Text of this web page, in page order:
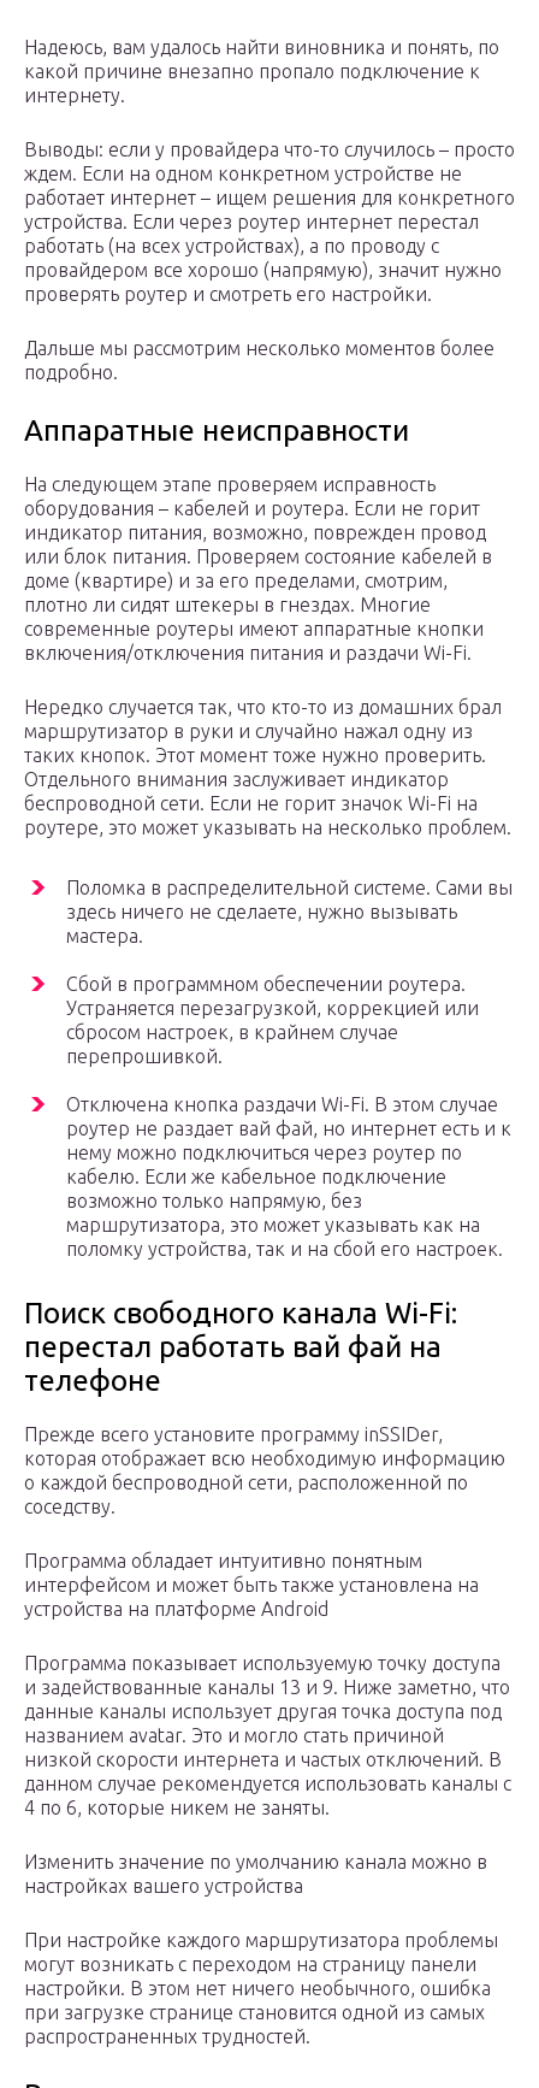
Надеюсь, вам удалось найти виновника и понять, по
какой причине внезапно пропало подключение к
интернету.
Выводы: если у провайдера что-то случилось – просто
ждем. Если на одном конкретном устройстве не
работает интернет – ищем решения для конкретного
устройства. Если через роутер интернет перестал
работать (на всех устройствах), а по проводу с
провайдером все хорошо (напрямую), значит нужно
проверять роутер и смотреть его настройки.
Дальше мы рассмотрим несколько моментов более
подробно.
Аппаратные неисправности
На следующем этапе проверяем исправность
оборудования – кабелей и роутера. Если не горит
индикатор питания, возможно, поврежден провод
или блок питания. Проверяем состояние кабелей в
доме (квартире) и за его пределами, смотрим,
плотно ли сидят штекеры в гнездах. Многие
современные роутеры имеют аппаратные кнопки
включения/отключения питания и раздачи Wi-Fi.
Нередко случается так, что кто-то из домашних брал
маршрутизатор в руки и случайно нажал одну из
таких кнопок. Этот момент тоже нужно проверить.
Отдельного внимания заслуживает индикатор
беспроводной сети. Если не горит значок Wi-Fi на
роутере, это может указывать на несколько проблем.
Поломка в распределительной системе. Сами вы
здесь ничего не сделаете, нужно вызывать
мастера.
Сбой в программном обеспечении роутера.
Устраняется перезагрузкой, коррекцией или
сбросом настроек, в крайнем случае
перепрошивкой.
Отключена кнопка раздачи Wi-Fi. В этом случае
роутер не раздает вай фай, но интернет есть и к
нему можно подключиться через роутер по
кабелю. Если же кабельное подключение
возможно только напрямую, без
маршрутизатора, это может указывать как на
поломку устройства, так и на сбой его настроек.
Поиск свободного канала Wi-Fi:
перестал работать вай фай на
телефоне
Прежде всего установите программу inSSIDer,
которая отображает всю необходимую информацию
о каждой беспроводной сети, расположенной по
соседству.
Программа обладает интуитивно понятным
интерфейсом и может быть также установлена на
устройства на платформе Android
Программа показывает используемую точку доступа
и задействованные каналы 13 и 9. Ниже заметно, что
данные каналы использует другая точка доступа под
названием avatar. Это и могло стать причиной
низкой скорости интернета и частых отключений. В
данном случае рекомендуется использовать каналы с
4 по 6, которые никем не заняты.
Изменить значение по умолчанию канала можно в
настройках вашего устройства
При настройке каждого маршрутизатора проблемы
могут возникать с переходом на страницу панели
настройки. В этом нет ничего необычного, ошибка
при загрузке странице становится одной из самых
распространенных трудностей.